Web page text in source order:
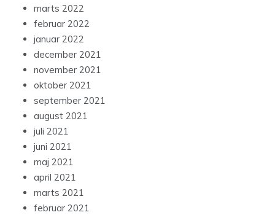
marts 2022
februar 2022
januar 2022
december 2021
november 2021
oktober 2021
september 2021
august 2021
juli 2021
juni 2021
maj 2021
april 2021
marts 2021
februar 2021